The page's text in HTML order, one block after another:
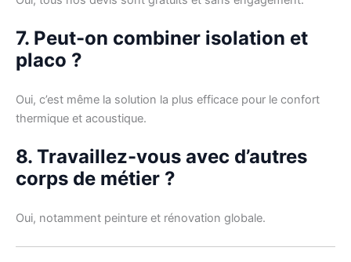
7. Peut-on combiner isolation et
placo ?
Oui, c’est même la solution la plus efficace pour le confort
thermique et acoustique.
8. Travaillez-vous avec d’autres
corps de métier ?
Oui, notamment peinture et rénovation globale.